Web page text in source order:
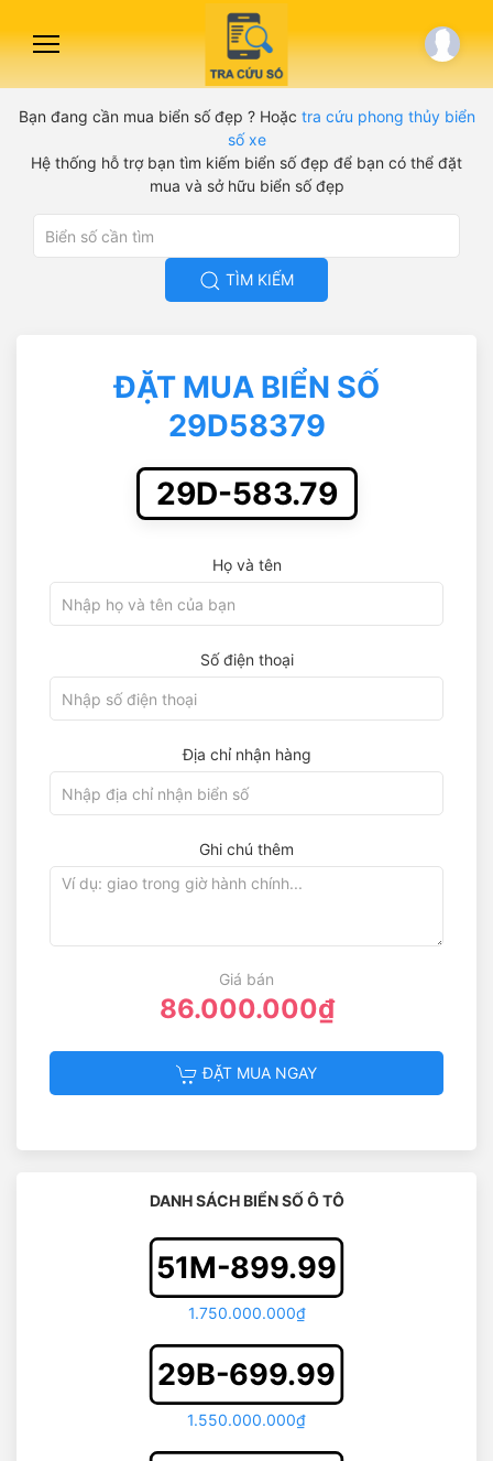
Bạn đang cần mua biển số đẹp ? Hoặc tra cứu phong thủy biển
số xe
Hệ thống hỗ trợ bạn tìm kiếm biển số đẹp để bạn có thể đặt
mua và sở hữu biển số đẹp
TÌM KIẾM
ĐẶT MUA BIỂN SỐ
29D58379
29D-583.79
Họ và tên
Số điện thoại
Địa chỉ nhận hàng
Ghi chú thêm
Giá bán
86.000.000₫
ĐẶT MUA NGAY
DANH SÁCH BIỂN SỐ Ô TÔ
51M-899.99
1.750.000.000₫
29B-699.99
1.550.000.000₫